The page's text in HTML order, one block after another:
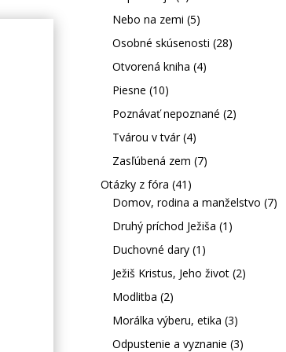
Nebo na zemi (5)
Osobné skúsenosti (28)
Otvorená kniha (4)
Piesne (10)
Poznávať nepoznané (2)
Tvárou v tvár(4)
Zasľúbená zem (7)
Otázky z fóra (41)
Domov, rodina a manželstvo (7)
Druhý príchod Ježiša (1)
Duchovné dary(1)
Ježiš Kristus, Jeho život(2)
Modlitba (2)
Morálka výberu, etika (3)
Odpustenie a vyznanie (3)